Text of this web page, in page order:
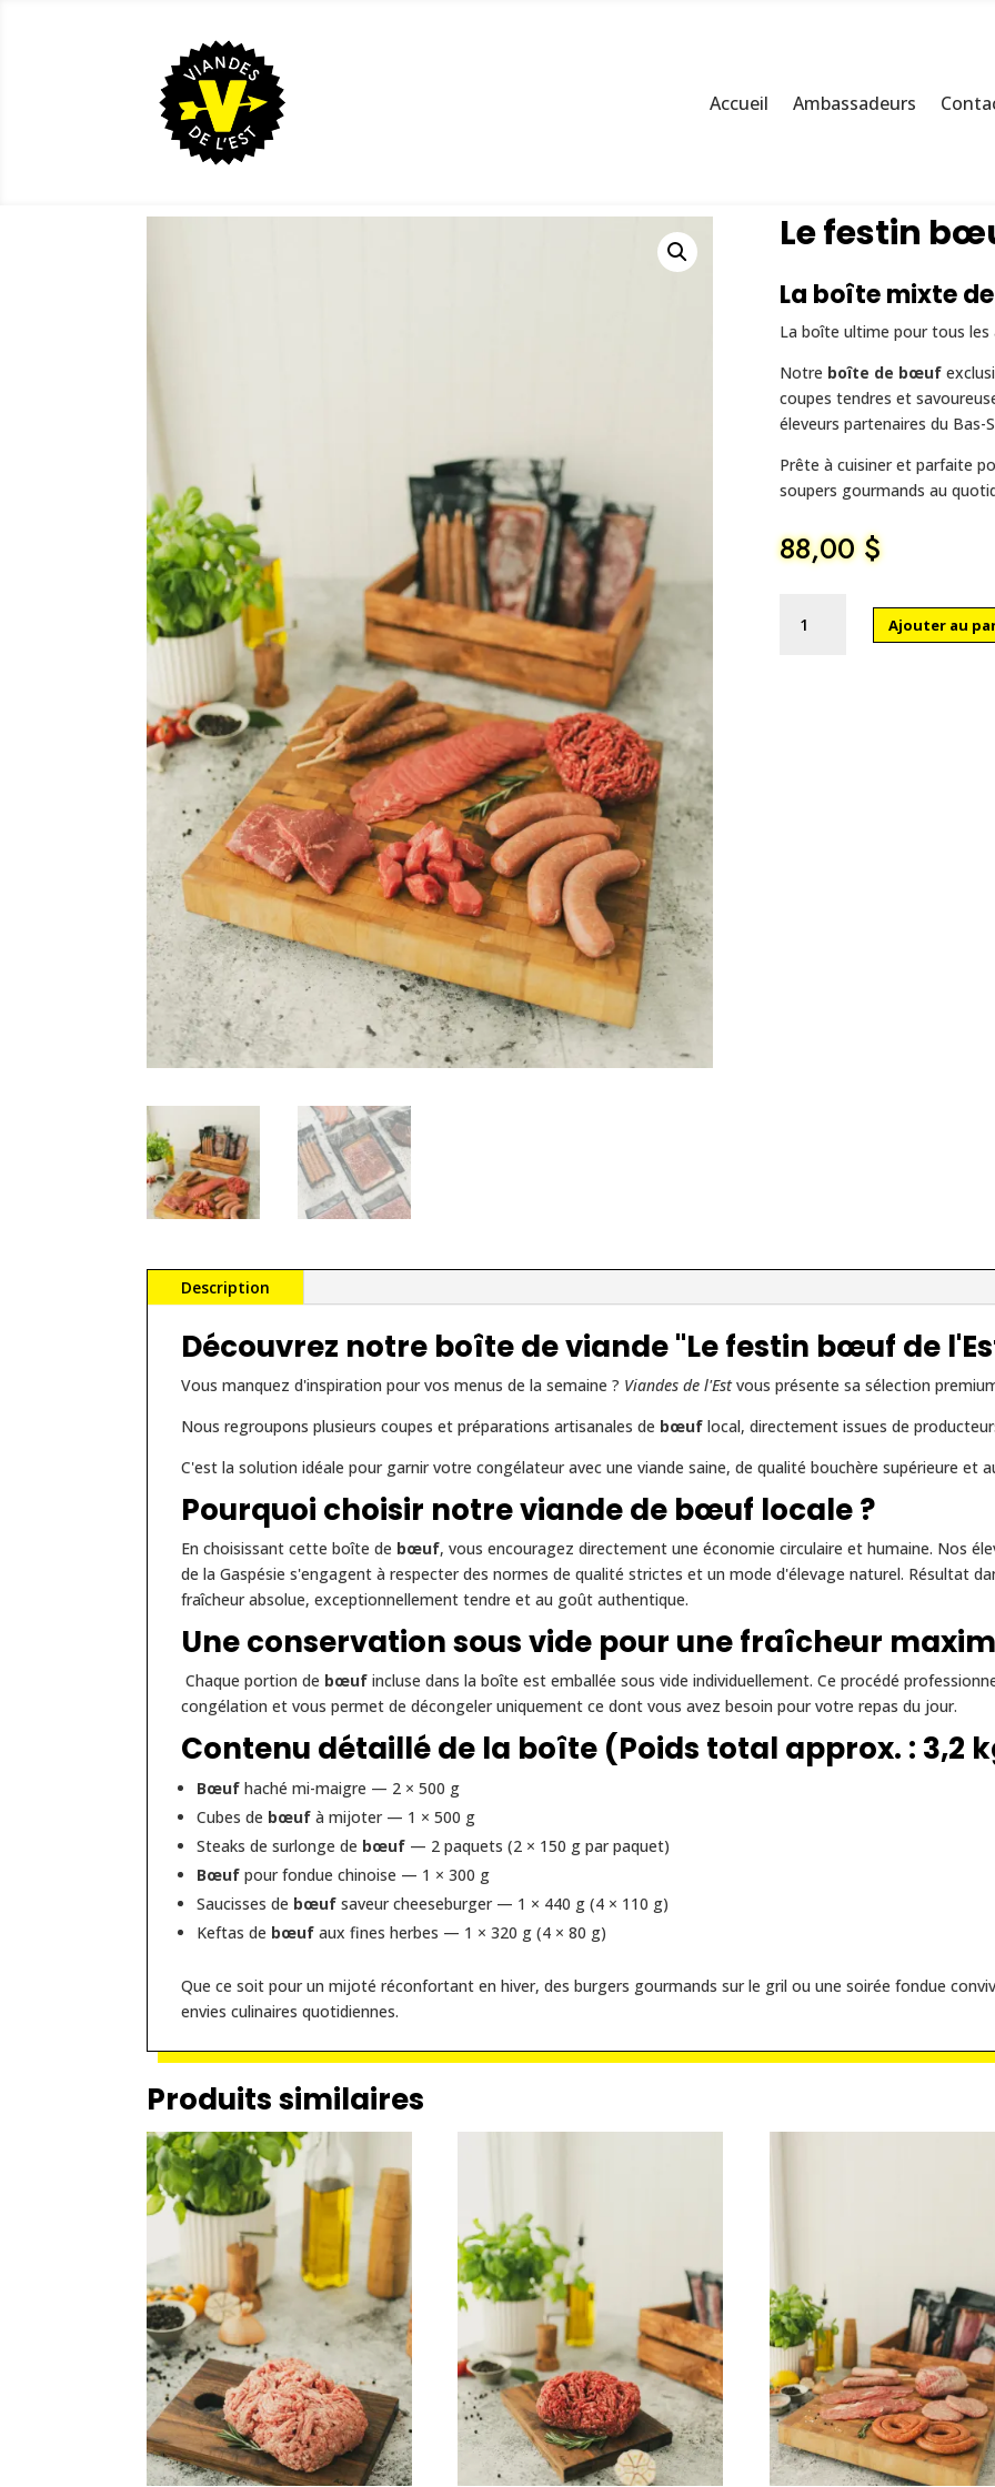
Accueil Ambassadeurs
Le festin
La boîte mixte
La boîte ultime pour tous
Notre boîte de bœuf
coupes tendres et
éleveurs partenaires du Bas-
Prête à cuisiner et parfaite
soupers gourmands au
88,00$
Ajouter au
Description
Découvrez notre boîte de viande "Le festin bœuf de
Vous manquez d'inspiration pour vos menus de la semaine ? Viandes de l'Estvous présente sa sélection
Nous regroupons plusieurs coupes et préparations artisanales de bœuf local, directement issues de
C'est la solution idéale pour garnir votre congélateur avec une viande saine, de qualité bouchère supérieure et
Pourquoi choisir notre viande de bœuf locale ?
En choisissant cette boîte de bœuf, vous encouragez directement une économie circulaire et humaine. Nos
de la Gaspésie s'engagent à respecter des normes de qualité strictes et un mode d'élevage naturel. Résultat
fraîcheur absolue, exceptionnellement tendre et au goût authentique.
Une conservation sous vide pour une fraîcheur
Chaque portion de bœuf incluse dans la boîte est emballée sous vide individuellement. Ce procédé
congélation et vous permet de décongeler uniquement ce dont vous avez besoin pour votre repas du jour.
Contenu détaillé de la boîte (Poids total approx. : 3,2
Bœuf haché mi-maigre — 2 × 500 g
Cubes de bœuf à mijoter — 1 × 500 g
Steaks de surlonge de bœuf — 2 paquets (2 × 150 g par paquet)
Bœuf pour fondue chinoise — 1 × 300 g
Saucisses de bœuf saveur cheeseburger — 1 × 440 g (4 × 110 g)
Keftas de bœuf aux fines herbes — 1 × 320 g (4 × 80 g)
Que ce soit pour un mijoté réconfortant en hiver, des burgers gourmands sur le gril ou une soirée fondue
envies culinaires quotidiennes.
Produits similaires